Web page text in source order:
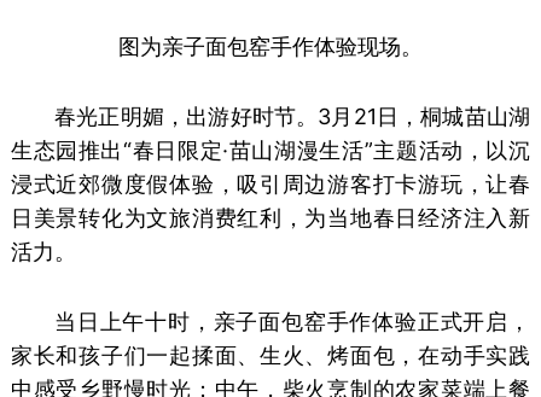
图为亲子面包窑手作体验现场。
春光正明媚，出游好时节。3月21日，桐城苗山湖
生态园推出“春日限定·苗山湖漫生活”主题活动，以沉
浸式近郊微度假体验，吸引周边游客打卡游玩，让春
日美景转化为文旅消费红利，为当地春日经济注入新
活力。
当日上午十时，亲子面包窑手作体验正式开启，
家长和孩子们一起揉面、生火、烤面包，在动手实践
中感受乡野慢时光；中午，柴火烹制的农家菜端上餐